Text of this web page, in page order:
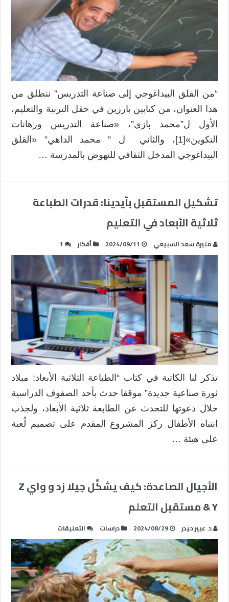
مدخل
لجودة
التربية
والتكوين
مغلقة
“من القلق البيداغوجي إلى صناعة التدريس” ننطلق من
هذا العنوان، من كتابين بارزين في حقل التربية والتعليم،
الأول ل”محمد بازي”، «صناعة التدريس ورهانات
التكوين»[1]، والثاني ل ” محمد الداهي” «القلق
البيداغوجي المدخل الثقافي للنهوض بالمدرسة …
تشكيل المستقبل بأيدينا: قدرات الطباعة
ثلاثية الأبعاد في التعليم
منيرة سعد السبيعي 2024/09/11 أفكار 1
تذكر لنا الكاتبة في كتاب “الطباعة الثلاثية الأبعاد: ميلاد
ثورة صناعية جديدة” موقفا حدث بأحد الصفوف الدراسية
خلال دعوتها للتحدث عن الطابعة ثلاثية الأبعاد، ولجذب
انتباه الأطفال ركز المشروع المقدم على تصميم لُعبة
على هيئة …
الأجيال الصاعدة: كيف يشكِّل جيلا زد و واي Z
& Y مستقبل التعلم
د. عبير حيدر 2024/08/29 دراسات التعليقات
الأجيال
الصاعدة:
كيف
يشكِّل
جيلا
زد